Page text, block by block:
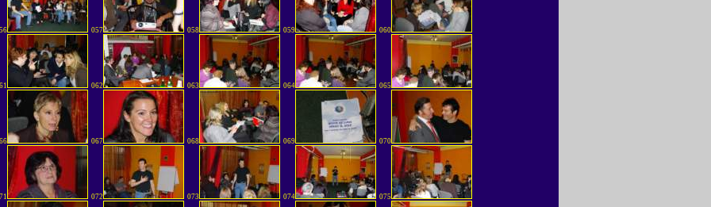
057 058 059 060
062 063 064 065
067 068 069 070
072 073 074 075